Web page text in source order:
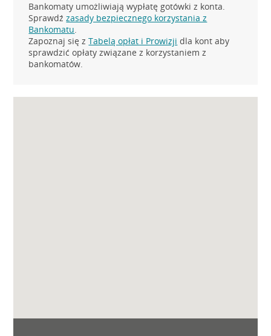
Bankomaty umożliwiają wypłatę gotówki z konta.
Sprawdźzasady bezpiecznego korzystania z
Bankomatu.
Zapoznaj się zTabelą opłat i Prowizji dla kont aby
sprawdzić opłaty związane z korzystaniem z
bankomatów.